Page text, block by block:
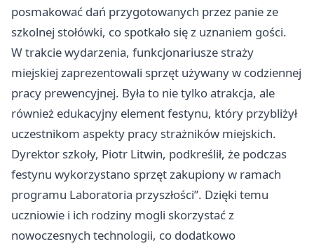
posmakować dań przygotowanych przez panie ze
szkolnej stołówki, co spotkało się z uznaniem gości.
W trakcie wydarzenia, funkcjonariusze straży
miejskiej zaprezentowali sprzęt używany w codziennej
pracy prewencyjnej. Była to nie tylko atrakcja, ale
również edukacyjny element festynu, który przybliżył
uczestnikom aspekty pracy strażników miejskich.
Dyrektor szkoły, Piotr Litwin, podkreślił, że podczas
festynu wykorzystano sprzęt zakupiony w ramach
programu Laboratoria przyszłości”. Dzięki temu
uczniowie i ich rodziny mogli skorzystać z
nowoczesnych technologii, co dodatkowo